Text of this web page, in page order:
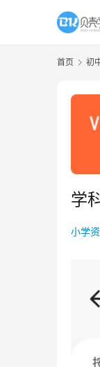
首页 初
学
小学